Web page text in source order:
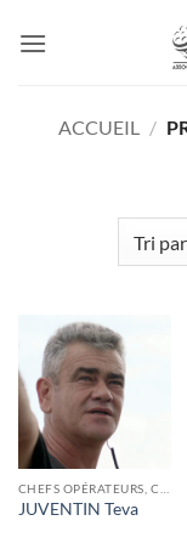
ACCUEIL /
JUVENTIN Teva